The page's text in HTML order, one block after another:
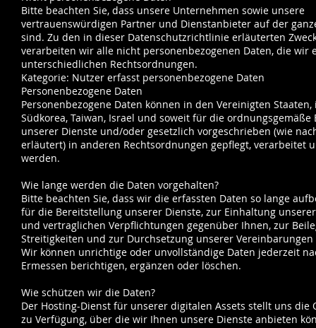
Bitte beachten Sie, dass unsere Unternehmen sowie unsere
vertrauenswürdigen Partner und Dienstanbieter auf der
sind. Zu den in dieser Datenschutzrichtlinie erläuterten
verarbeiten wir alle nicht personenbezogenen Daten, die wir
unterschiedlichen Rechtsordnungen.
Kategorie: Nutzer erfasst personenbezogene Daten
Personenbezogene Daten
Personenbezogene Daten können in den Vereinigten
Südkorea, Taiwan, Israel und soweit für die
unserer Dienste und/oder gesetzlich vorgeschrieben (wie
erläutert) in anderen Rechtsordnungen gepflegt, verarbeitet
werden.
Wie lange werden die Daten vorgehalten?
Bitte beachten Sie, dass wir die erfassten Daten so lange
für die Bereitstellung unserer Dienste, zur Einhaltung
und vertraglichen Verpflichtungen gegenüber Ihnen, zur
Streitigkeiten und zur Durchsetzung unserer
Wir können unrichtige oder unvollständige Daten jederzeit
Ermessen berichtigen, ergänzen oder löschen.
Wie schützen wir die Daten?
Der Hosting-Dienst für unserer digitalen Assets stellt uns die
zu Verfügung, über die wir Ihnen unsere Dienste anbieten